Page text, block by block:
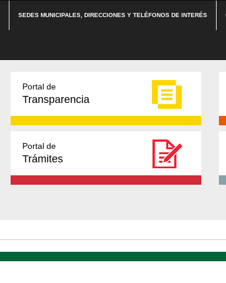
SEDES MUNICIPALES, DIRECCIONES Y TELÉFONOS DE INTERÉS
Portal de
Transparencia
Portal de
Trámites